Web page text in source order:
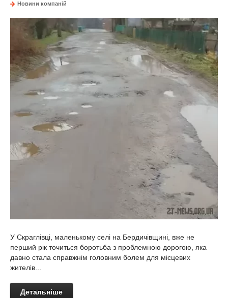
Новини компаній
У Скраглівці, маленькому селі на Бердичівщині, вже не
перший рік точиться боротьба з проблемною дорогою, яка
давно стала справжнім головним болем для місцевих
жителів...
Детальніше